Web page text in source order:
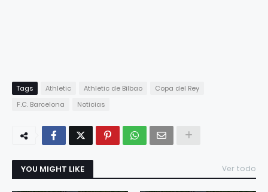
Tags Athletic Athletic de Bilbao
Copa del Rey
F.C. Barcelona
Noticias
YOU MIGHT LIKE Ver todo